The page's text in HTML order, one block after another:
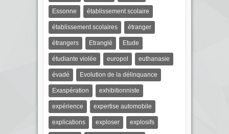
Essonne établissement scolaire
établissement scolaires étranger
étrangers Etranglé Etude
étudiante violée europol euthanasie
évadé Evolution de la délinquance
Exaspération exhibitionniste
expérience expertise automobile
explications exploser explosifs